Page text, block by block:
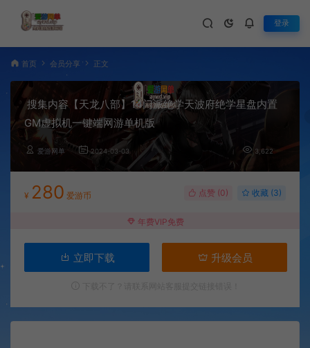
登录
首页 会员分享 正文
搜集内容【天龙八部】14门派绝学天波府绝学星盘内置
GM虚拟机一键端网游单机版
爱游网单 2024-03-03 3,622
¥ 280 爱游币 点赞 (0) 收藏 (3)
年费VIP免费
立即下载 升级会员